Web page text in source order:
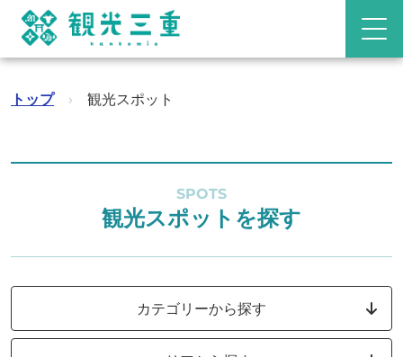
トップ › 観光スポット
SPOTS
観光スポットを探す
カテゴリーから探す